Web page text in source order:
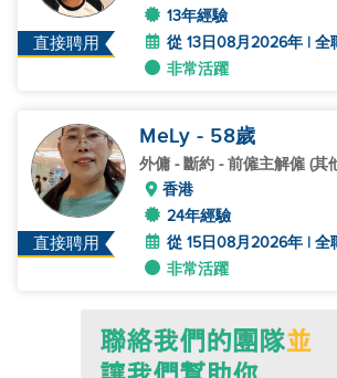
直接聘用
13年經驗
從 13日08月2026年 | 全
非常活躍
直接聘用
MeLy - 58歲
外傭 - 斷約 - 前僱主解僱 (其
香港
24年經驗
從 15日08月2026年 | 全
非常活躍